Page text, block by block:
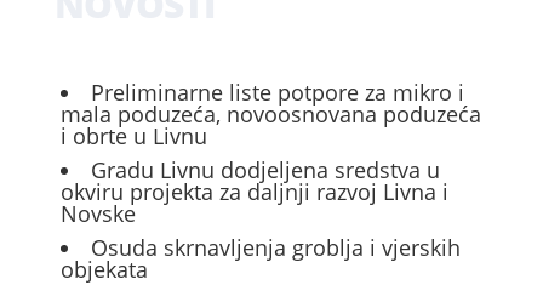
Preliminarne liste potpore za mikro i
mala poduzeća, novoosnovana poduzeća
i obrte u Livnu
Gradu Livnu dodjeljena sredstva u
okviru projekta za daljnji razvoj Livna i
Novske
Osuda skrnavljenja groblja i vjerskih
objekata